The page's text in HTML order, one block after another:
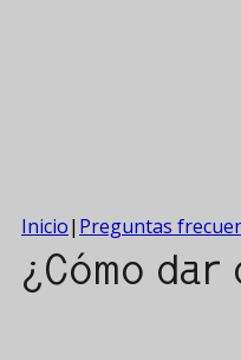
Inicio| Preguntas
¿Cómo